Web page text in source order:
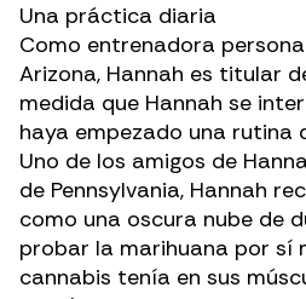
Una práctica diaria
Como entrenadora
Arizona, Hannah es titular
medida que Hannah se
haya empezado una rutina
Uno de los amigos de
de Pennsylvania, Hannah
como una oscura nube de
probar la marihuana por sí
cannabis tenía en sus